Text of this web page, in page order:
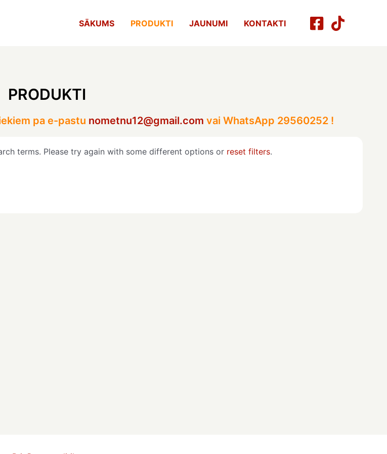
SĀKUMS PRODUKTI JAUNUMI KONTAKTI
PRODUKTI
pa e-pastu nometnu12@gmail.com vai WhatsApp 29560252 !
terms. Please try again with some different options or reset filters.